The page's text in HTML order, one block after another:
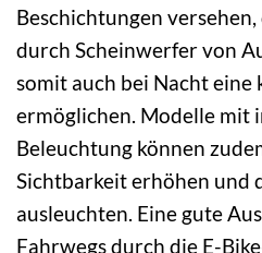
Beschichtungen
durch Scheinwerfer von
somit auch bei Nacht eine
ermöglichen. Modelle mit
Beleuchtung können
Sichtbarkeit erhöhen und
ausleuchten. Eine gute
Fahrwegs durch die E-